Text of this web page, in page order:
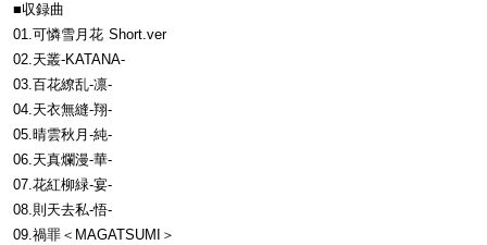
■収録曲
01.可憐雪月花 Short.ver
02.天叢-KATANA-
03.百花繚乱-凛-
04.天衣無縫-翔-
05.晴雲秋月-純-
06.天真爛漫-華-
07.花紅柳緑-宴-
08.則天去私-悟-
09.禍罪＜MAGATSUMI＞